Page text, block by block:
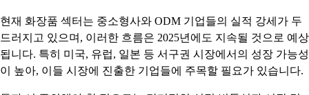
현재 화장품 섹터는 중소형사와 ODM 기업들의 실적 강세가 두
드러지고 있으며, 이러한 흐름은 2025년에도 지속될 것으로 예상
됩니다. 특히 미국, 유럽, 일본 등 서구권 시장에서의 성장 가능성
이 높아, 이들 시장에 진출한 기업들에 주목할 필요가 있습니다.